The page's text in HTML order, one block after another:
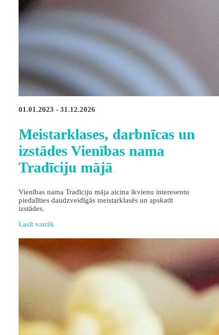
01.01.2023 - 31.12.2026
Meistarklases, darbnīcas un
izstādes Vienības nama
Tradīciju mājā
Vienības nama Tradīciju māja aicina ikvienu interesentu
piedalīties daudzveidīgās meistarklasēs un apskatīt
izstādes.
Lasīt vairāk